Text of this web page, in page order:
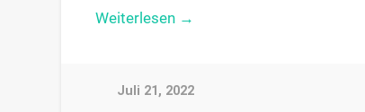
Weiterlesen →
Juli 21, 2022